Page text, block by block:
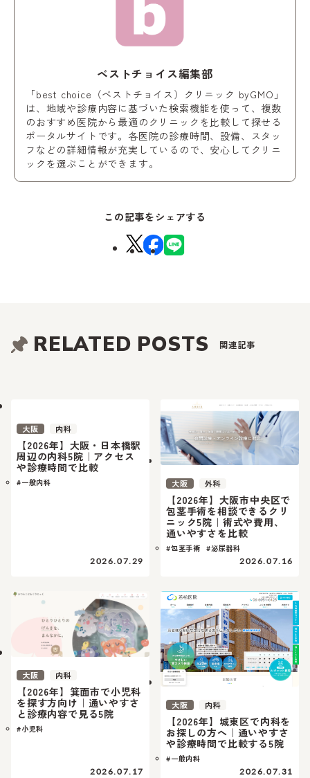
ベストチョイス編集部
「best choice（ベストチョイス）クリニック byGMO」
は、地域や診療内容に基づいた検索機能を使って、複数
のおすすめ医院から最適のクリニックを比較して探せる
ポータルサイトです。各医院の診療時間、設備、スタッ
フなどの詳細情報が充実しているので、安心してクリニ
ックを選ぶことができます。
この記事をシェアする
RELATED POSTS 関連記事
大阪 内科
【2026年】大阪・日本橋駅
周辺の内科5院｜アクセス
や診療時間で比較
#一般内科
2026.07.29
大阪 外科
【2026年】大阪市中央区で
包茎手術を相談できるクリ
ニック5院｜術式や費用、
通いやすさを比較
#包茎手術 #泌尿器科
2026.07.16
大阪 内科
【2026年】箕面市で小児科
を探す方向け｜通いやすさ
と診療内容で見る5院
#小児科
2026.07.17
大阪 内科
【2026年】城東区で内科を
お探しの方へ｜通いやすさ
や診療時間で比較する5院
#一般内科
2026.07.31